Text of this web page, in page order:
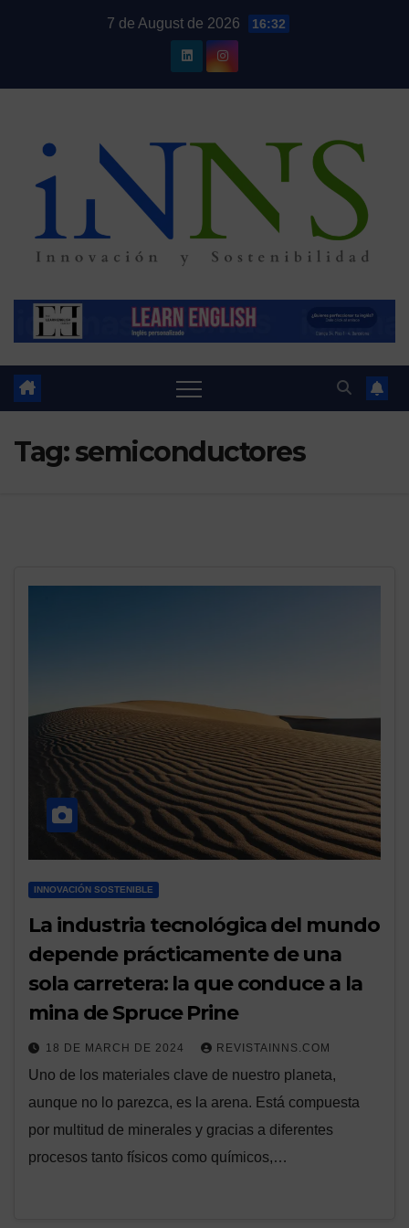
7 de August de 2026 16:32
Tag:semiconductores
INNOVACIÓN SOSTENIBLE
La industria tecnológica del mundo
depende prácticamente de una
sola carretera: la que conduce a la
mina de Spruce Prine
18 DE MARCH DE 2024 REVISTAINNS.COM
Uno de los materiales clave de nuestro planeta,
aunque no lo parezca, es la arena. Está compuesta
por multitud de minerales y gracias a diferentes
procesos tanto físicos como químicos,…